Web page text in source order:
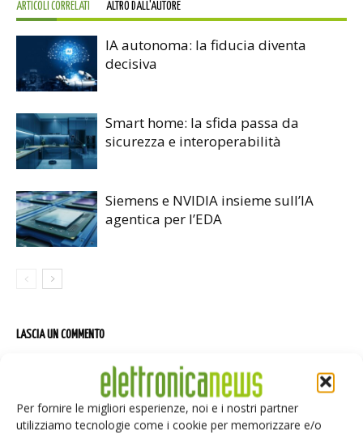
Per fornire le migliori esperienze, noi e i nostri partner
utilizziamo tecnologie come i cookie per memorizzare e/o
ARTICOLI CORRELATI ALTRO DALL'AUTORE
IA autonoma: la fiducia diventa
decisiva
Smart home: la sfida passa da
sicurezza e interoperabilità
Siemens e NVIDIA insieme sull’IA
agentica per l’EDA
LASCIA UN COMMENTO